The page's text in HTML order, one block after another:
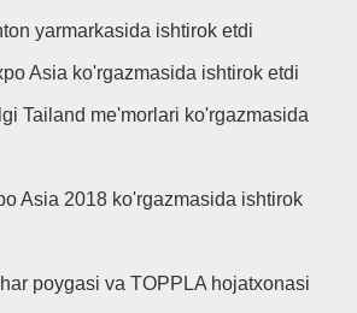
yarmarkasida ishtirok etdi
Asia ko'rgazmasida ishtirok etdi
Tailand me'morlari ko'rgazmasida
Asia 2018 ko'rgazmasida ishtirok
poygasi va TOPPLA hojatxonasi